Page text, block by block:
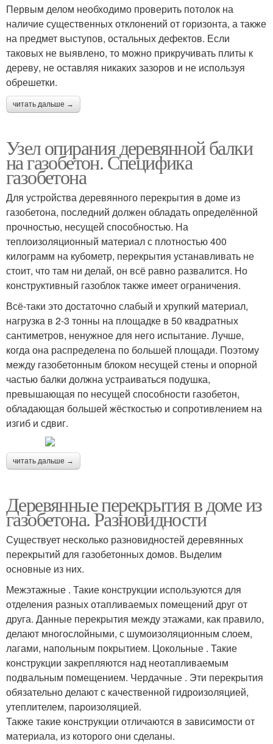
Первым делом необходимо проверить потолок на
наличие существенных отклонений от горизонта, а также
на предмет выступов, остальных дефектов. Если
таковых не выявлено, то можно прикручивать плиты к
дереву, не оставляя никаких зазоров и не используя
обрешетки.
читать дальше →
Узел опирания деревянной балки
на газобетон. Специфика
газобетона
Для устройства деревянного перекрытия в доме из
газобетона, последний должен обладать определённой
прочностью, несущей способностью. На
теплоизоляционный материал с плотностью 400
килограмм на кубометр, перекрытия устанавливать не
стоит, что там ни делай, он всё равно развалится. Но
конструктивный газоблок также имеет ограничения.
Всё-таки это достаточно слабый и хрупкий материал,
нагрузка в 2-3 тонны на площадке в 50 квадратных
сантиметров, ненужное для него испытание. Лучше,
когда она распределена по большей площади. Поэтому
между газобетонным блоком несущей стены и опорной
частью балки должна устраиваться подушка,
превышающая по несущей способности газобетон,
обладающая большей жёсткостью и сопротивлением на
изгиб и сдвиг.
читать дальше →
Деревянные перекрытия в доме из
газобетона. Разновидности
Существует несколько разновидностей деревянных
перекрытий для газобетонных домов. Выделим
основные из них.
Межэтажные . Такие конструкции используются для
отделения разных отапливаемых помещений друг от
друга. Данные перекрытия между этажами, как правило,
делают многослойными, с шумоизоляционным слоем,
лагами, напольным покрытием. Цокольные . Такие
конструкции закрепляются над неотапливаемым
подвальным помещением. Чердачные . Эти перекрытия
обязательно делают с качественной гидроизоляцией,
утеплителем, пароизоляцией.
Также такие конструкции отличаются в зависимости от
материала, из которого они сделаны.